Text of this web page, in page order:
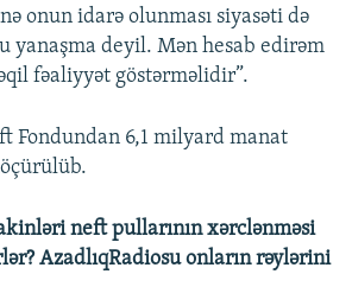
onun idarə olunması siyasəti də
yanaşma deyil. Mən hesab edirəm
fəaliyyət göstərməlidir”.
Fondundan 6,1 milyard manat
neft pullarının xərclənməsi
AzadlıqRadiosu onların rəylərini